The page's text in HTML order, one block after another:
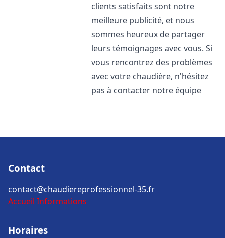
clients satisfaits sont notre
meilleure publicité, et nous
sommes heureux de partager
leurs témoignages avec vous. Si
vous rencontrez des problèmes
avec votre chaudière, n'hésitez
pas à contacter notre équipe
Contact
contact@chaudiereprofessionnel-35.fr
Accueil Informations
Horaires